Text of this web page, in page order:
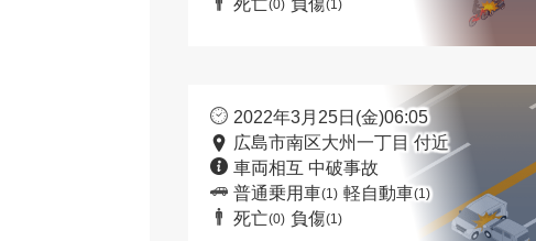
(0) (1)
2022年3月25日(金)06:05
広島市南区大州一丁目 付近
車両相互 中破事故
普通乗用車(1) 軽自動車(1)
死亡(0) 負傷(1)